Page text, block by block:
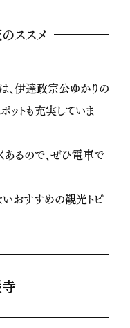
ススメ
、伊達政宗公ゆかりの
トも充実していま
あるので、ぜひ電車で
おすすめの観光トピ